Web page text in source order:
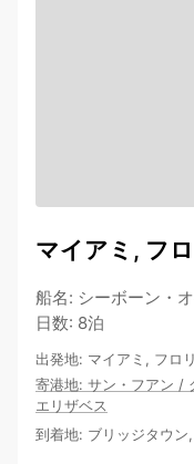
マイアミ, フ
船名: シーボーン・
日数: 8泊
出発地: マイアミ, フロ
寄港地: サン・フアン /
エリザベス
到着地: ブリッジタウン